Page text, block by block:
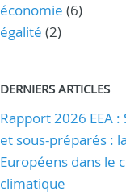
économie (6)
égalité (2)
DERNIERS ARTICLES
Rapport 2026 EEA
et sous-préparés :
Européens dans le
climatique